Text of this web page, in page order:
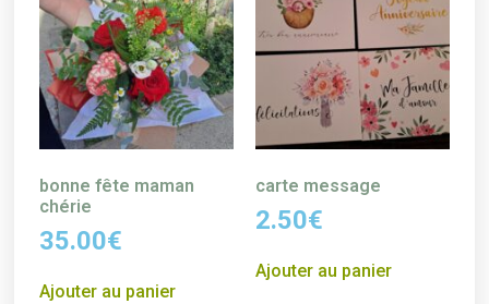
bonne fête maman
chérie
35.00€
Ajouter au panier
carte message
2.50€
Ajouter au panier